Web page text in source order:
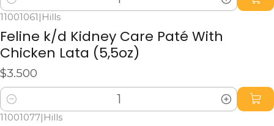
Cantidad
11001061 | Hills
Feline k/d Kidney Care Paté With
Chicken Lata (5,5oz)
$3.500
Cantidad
11001077| Hills